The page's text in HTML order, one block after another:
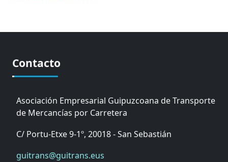
Contacto
Asociación Empresarial Guipuzcoana de Transporte
de Mercancías por Carretera
C/ Portu-Etxe 9-1º, 20018 - San Sebastián
guitrans@guitrans.eus